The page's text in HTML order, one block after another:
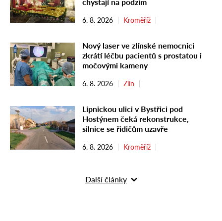
chystají na podzim
6. 8. 2026 Kroměříž
Nový laser ve zlínské nemocnici
zkrátí léčbu pacientů s prostatou i
močovými kameny
6. 8. 2026 Zlín
Lipnickou ulici v Bystřici pod
Hostýnem čeká rekonstrukce,
silnice se řidičům uzavře
6. 8. 2026 Kroměříž
Další články